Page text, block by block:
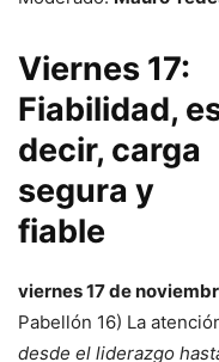
Viernes 17:
Fiabilidad,
decir, carga
segura y
fiable
viernes 17 de
Pabellón 16) La
desde el liderazgo